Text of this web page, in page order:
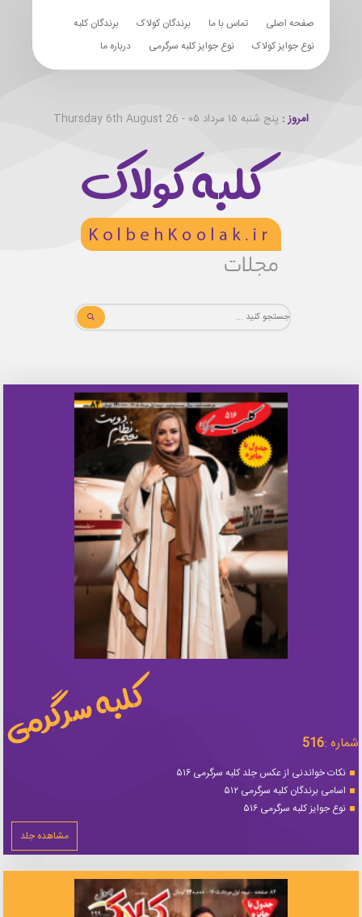
صفحه اصلی تماس با ما برندگان کولاک
برندگان کلبه
نوع جوایز کولاک
نوع جوایز کلبه سرگرمی درباره ما
امروز : پنج شنبه ۱۵ مرداد ۰۵ - Thursday 6th August 26
شماره :516
نکات خواندنی از عکس جلد کلبه سرگرمی ۵۱۶
اسامی برندگان کلبه سرگرمی ۵۱۲
نوع جوایز کلبه سرگرمی ۵۱۶
مشاهده جلد